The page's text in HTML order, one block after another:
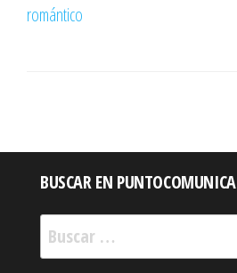
romántico
BUSCAR EN PUNTOCOMUNICA
Buscar: